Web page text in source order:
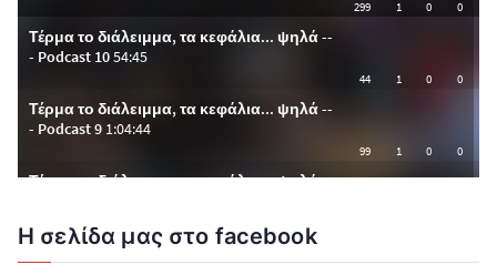
Η σελίδα μας στο facebook